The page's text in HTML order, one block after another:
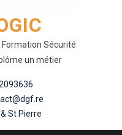
Formation Sécurité
un métier
St Pierre